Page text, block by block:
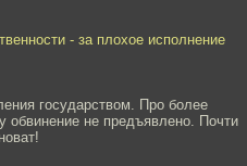
- за плохое исполнение
государством. Про более
не предъявлено. Почти